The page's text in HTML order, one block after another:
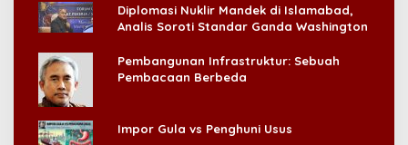
Diplomasi Nuklir Mandek di Islamabad,
Analis Soroti Standar Ganda Washington
Pembangunan Infrastruktur: Sebuah
Pembacaan Berbeda
Impor Gula vs Penghuni Usus